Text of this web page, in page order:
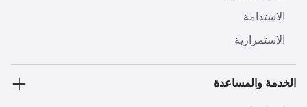
الاستدامة
الاستمرارية
الخدمة والمساعدة